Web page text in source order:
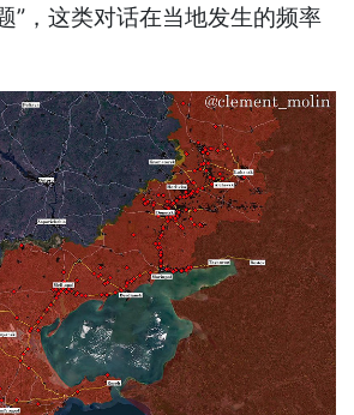
”，这类对话在当地发生的频率